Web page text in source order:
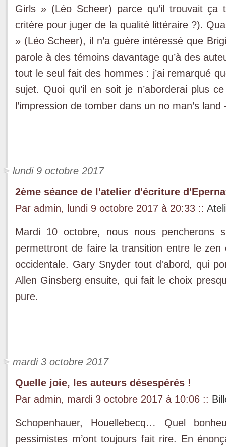
Girls » (Léo Scheer) parce qu’il trouvait
critère pour juger de la qualité littéraire ?).
» (Léo Scheer), il n’a guère intéressé que
parole à des témoins davantage qu’à des
tout le seul fait des hommes : j’ai remarqué
sujet. Quoi qu’il en soit je n’aborderai plus
l’impression de tomber dans un no man’s
lundi 9 octobre 2017
2ème séance de l'atelier d'écriture
Par admin, lundi 9 octobre 2017 à 20:33 ::
Mardi 10 octobre, nous nous pencherons
permettront de faire la transition entre le
occidentale. Gary Snyder tout d'abord, qui
Allen Ginsberg ensuite, qui fait le choix
pure.
mardi 3 octobre 2017
Quelle joie, les auteurs désespérés !
Par admin, mardi 3 octobre 2017 à 10:06 ::
Schopenhauer, Houellebecq… Quel
pessimistes m’ont toujours fait rire. En